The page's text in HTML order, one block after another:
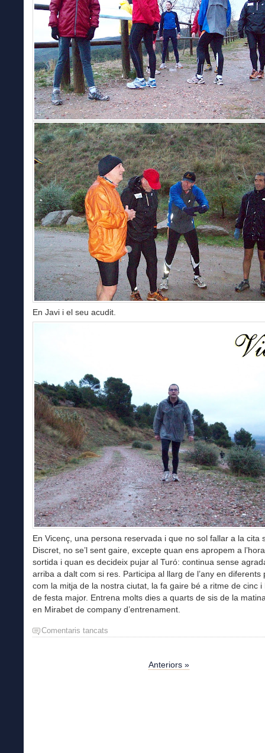
En Javi i el seu acudit.
En Vicenç, una persona reservada i que no sol fallar a la cita
Discret, no se’l sent gaire, excepte quan ens apropem a
sortida i quan es decideix pujar al Turó: continua sense
arriba a dalt com si res. Participa al llarg de l’any en diferents
com la mitja de la nostra ciutat, la fa gaire bé a ritme de cinc i
de festa major. Entrena molts dies a quarts de sis de la
en Mirabet de company d’entrenament.
Comentaris tancats
Anteriors »